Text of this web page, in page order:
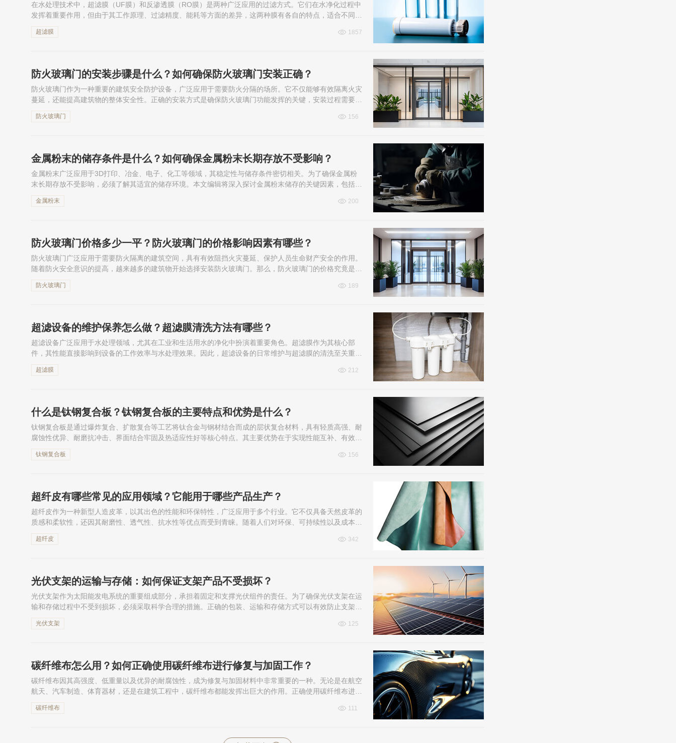
在水处理技术中，超滤膜（UF膜）和反渗透膜（RO膜）是两种广泛应用的过滤方式。它们在水净化过程中
发挥着重要作用，但由于其工作原理、过滤精度、能耗等方面的差异，这两种膜有各自的特点，适合不同的
超滤膜 1857
防火玻璃门的安装步骤是什么？如何确保防火玻璃门安装正确？
防火玻璃门作为一种重要的建筑安全防护设备，广泛应用于需要防火分隔的场所。它不仅能够有效隔离火灾
蔓延，还能提高建筑物的整体安全性。正确的安装方式是确保防火玻璃门功能发挥的关键，安装过程需要遵
防火玻璃门 156
金属粉末的储存条件是什么？如何确保金属粉末长期存放不受影响？
金属粉末广泛应用于3D打印、冶金、电子、化工等领域，其稳定性与储存条件密切相关。为了确保金属粉
末长期存放不受影响，必须了解其适宜的储存环境。本文编辑将深入探讨金属粉末储存的关键因素，包括温
金属粉末 200
防火玻璃门价格多少一平？防火玻璃门的价格影响因素有哪些？
防火玻璃门广泛应用于需要防火隔离的建筑空间，具有有效阻挡火灾蔓延、保护人员生命财产安全的作用。
随着防火安全意识的提高，越来越多的建筑物开始选择安装防火玻璃门。那么，防火玻璃门的价格究竟是多
防火玻璃门 189
超滤设备的维护保养怎么做？超滤膜清洗方法有哪些？
超滤设备广泛应用于水处理领域，尤其在工业和生活用水的净化中扮演着重要角色。超滤膜作为其核心部
件，其性能直接影响到设备的工作效率与水处理效果。因此，超滤设备的日常维护与超滤膜的清洗至关重
确...
超滤膜 212
什么是钛钢复合板？钛钢复合板的主要特点和优势是什么？
钛钢复合板是通过爆炸复合、扩散复合等工艺将钛合金与钢材结合而成的层状复合材料，具有轻质高强、耐
腐蚀性优异、耐磨抗冲击、界面结合牢固及热适应性好等核心特点。其主要优势在于实现性能互补、有效降
钛钢复合板 156
超纤皮有哪些常见的应用领域？它能用于哪些产品生产？
超纤皮作为一种新型人造皮革，以其出色的性能和环保特性，广泛应用于多个行业。它不仅具备天然皮革的
质感和柔软性，还因其耐磨性、透气性、抗水性等优点而受到青睐。随着人们对环保、可持续性以及成本控
超纤皮 342
光伏支架的运输与存储：如何保证支架产品不受损坏？
光伏支架作为太阳能发电系统的重要组成部分，承担着固定和支撑光伏组件的责任。为了确保光伏支架在运
输和存储过程中不受到损坏，必须采取科学合理的措施。正确的包装、运输和存储方式可以有效防止支架在
光伏支架 125
碳纤维布怎么用？如何正确使用碳纤维布进行修复与加固工作？
碳纤维布因其高强度、低重量以及优异的耐腐蚀性，成为修复与加固材料中非常重要的一种。无论是在航空
航天、汽车制造、体育器材，还是在建筑工程中，碳纤维布都能发挥出巨大的作用。正确使用碳纤维布进行
碳纤维布 111